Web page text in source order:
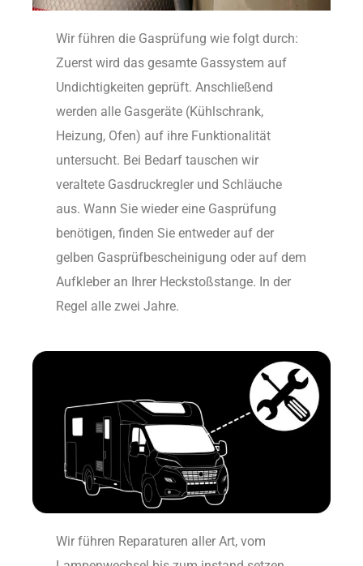
Wir führen die Gasprüfung wie folgt durch:
Zuerst wird das gesamte Gassystem auf
Undichtigkeiten geprüft. Anschließend
werden alle Gasgeräte (Kühlschrank,
Heizung, Ofen) auf ihre Funktionalität
untersucht. Bei Bedarf tauschen wir
veraltete Gasdruckregler und Schläuche
aus. Wann Sie wieder eine Gasprüfung
benötigen, finden Sie entweder auf der
gelben Gasprüfbescheinigung oder auf dem
Aufkleber an Ihrer Heckstoßstange. In der
Regel alle zwei Jahre.
Wir führen Reparaturen aller Art, vom